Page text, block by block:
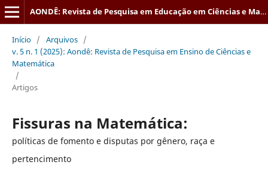
AONDÊ: Revista de Pesquisa em Educação em Ciências e Matemática
Início / Arquivos /
v. 5 n. 1 (2025): Aondê: Revista de Pesquisa em Ensino de Ciências e
Matemática
/
Artigos
Fissuras na Matemática:
políticas de fomento e disputas por gênero, raça e
pertencimento